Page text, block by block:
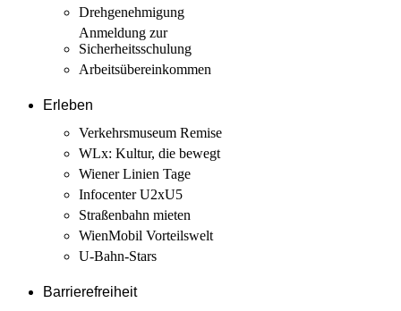
Drehgenehmigung
Anmeldung zur
Sicherheits­schulung
Arbeits­übereinkommen
Erleben
Verkehrsmuseum Remise
WLx: Kultur, die bewegt
Wiener Linien Tage
Infocenter U2xU5
Straßenbahn mieten
WienMobil Vorteilswelt
U-Bahn-Stars
Barrierefreiheit